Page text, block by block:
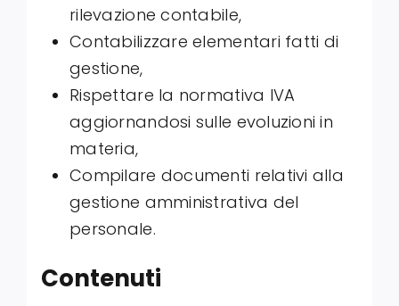
rilevazione contabile,
Contabilizzare elementari fatti di
gestione,
Rispettare la normativa IVA
aggiornandosi sulle evoluzioni in
materia,
Compilare documenti relativi alla
gestione amministrativa del
personale.
Contenuti